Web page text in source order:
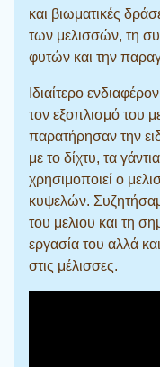
και βιωματικές
των μελισσών, τη
φυτών και την
Ιδιαίτερο
τον εξοπλισμό του
παρατήρησαν την
με το δίχτυ, τα
χρησιμοποιεί ο
κυψελών.
του μελιου και τη
εργασία του αλλά
στις μέλισσες.